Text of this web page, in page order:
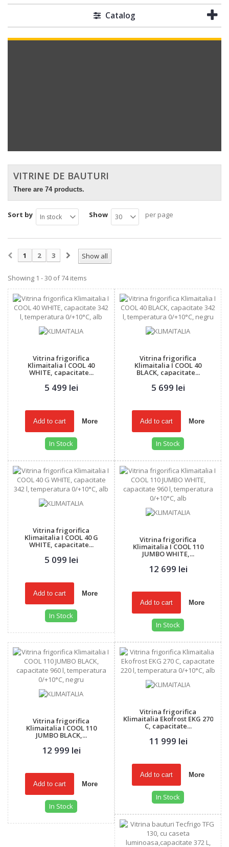
Catalog
VITRINE DE BAUTURI
There are 74 products.
Sort by In stock Show 30 per page
Show all
1 2 3
Showing 1 - 30 of 74 items
Vitrina frigorifica
Klimaitalia I COOL 40
WHITE, capacitate...
5 499 lei
Add to cart More
In Stock
Vitrina frigorifica
Klimaitalia I COOL 40
BLACK, capacitate...
5 699 lei
Add to cart More
In Stock
Vitrina frigorifica
Klimaitalia I COOL 40 G
WHITE, capacitate...
5 099 lei
Add to cart More
In Stock
Vitrina frigorifica
Klimaitalia I COOL 110
JUMBO WHITE,...
12 699 lei
Add to cart More
In Stock
Vitrina frigorifica
Klimaitalia I COOL 110
JUMBO BLACK,...
12 999 lei
Add to cart More
In Stock
Vitrina frigorifica
Klimaitalia Ekofrost EKG 270
C, capacitate...
11 999 lei
Add to cart More
In Stock